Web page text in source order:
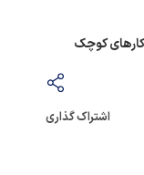
کوچک
اشتراک گذاری